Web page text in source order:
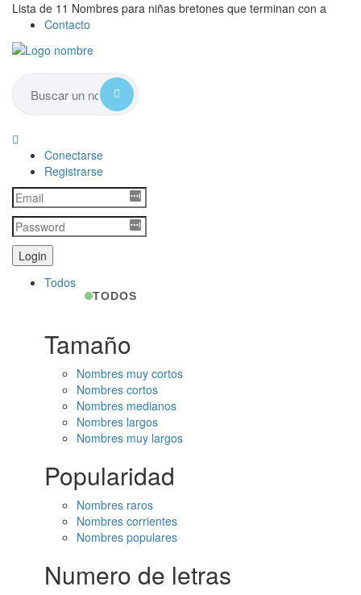
Lista de 11 Nombres para niñas bretones que terminan con a
Contacto
Conectarse
Registrarse
Todos
TODOS
Tamaño
Nombres muy cortos
Nombres cortos
Nombres medianos
Nombres largos
Nombres muy largos
Popularidad
Nombres raros
Nombres corrientes
Nombres populares
Numero de letras